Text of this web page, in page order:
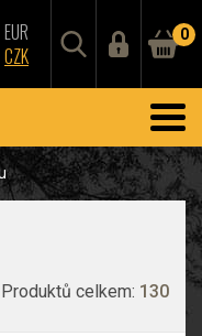
EUR
CZK
0
Produktů celkem: 130